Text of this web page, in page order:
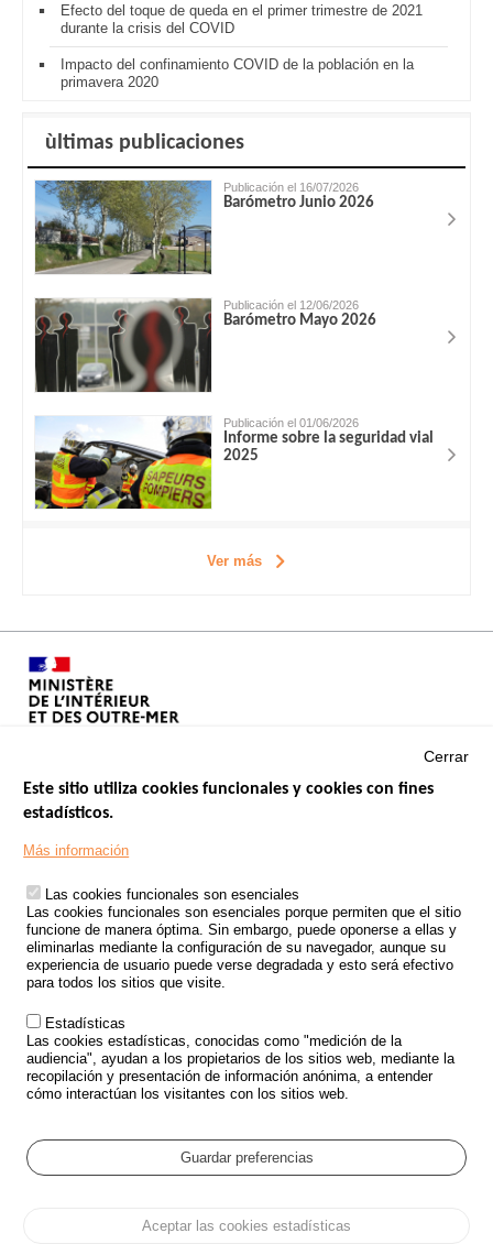
Efecto del toque de queda en el primer trimestre de 2021
durante la crisis del COVID
Impacto del confinamiento COVID de la población en la
primavera 2020
ùltimas publicaciones
Publicación el 16/07/2026
Barómetro Junio 2026
Publicación el 12/06/2026
Barómetro Mayo 2026
Publicación el 01/06/2026
Informe sobre la seguridad vial
2025
Ver más
Footer
TRATAMIENTO DE DATOS PERSONALES PROCEDENTES DE
ACCIDENTES DE TRÁFICO
ESTUDIOS
CONVOCATORIA DE PROYECTOS DE ESTUDIOS
POLÍTICA DE SEGURIDAD VIAL
Outils
EVENTOS
GLOSARIO
Cookie settings
Protección de datos y CookiesAdministrar las cookies
Cerrar
Este sitio utiliza cookies funcionales y cookies con fines
estadísticos.
Más información
Las cookies funcionales son esenciales
Las cookies funcionales son esenciales porque permiten que el sitio
funcione de manera óptima. Sin embargo, puede oponerse a ellas y
eliminarlas mediante la configuración de su navegador, aunque su
experiencia de usuario puede verse degradada y esto será efectivo
para todos los sitios que visite.
Estadísticas
Las cookies estadísticas, conocidas como "medición de la
audiencia", ayudan a los propietarios de los sitios web, mediante la
recopilación y presentación de información anónima, a entender
cómo interactúan los visitantes con los sitios web.
Guardar preferencias
Aceptar las cookies estadísticas